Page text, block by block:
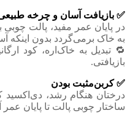
✅ بازیافت آسان و چرخه
در پایان عمر مفید، پالت
به خاک برمی‌گردد بدون اینکه
🔁 تبدیل به خاک‌اره، کود
بازیافتی.
✅ کربن‌مثبت بودن
درختان هنگام رشد، دی‌اکسید
ساختار چوبی پالت تا پایان